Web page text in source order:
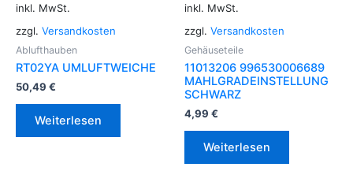
inkl. MwSt.
zzgl. Versandkosten
Ablufthauben
RT02YA UMLUFTWEICHE
50,49 €
Weiterlesen
inkl. MwSt.
zzgl. Versandkosten
Gehäuseteile
11013206 996530006689
MAHLGRADEINSTELLUNG
SCHWARZ
4,99 €
Weiterlesen